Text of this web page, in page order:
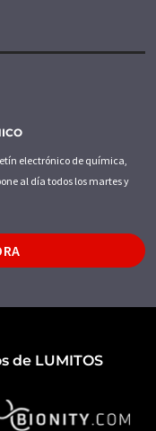
electrónico de química,
al día todos los martes y
de LUMITOS